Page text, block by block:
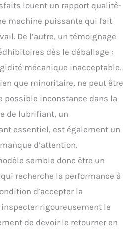
louent un rapport qualité-
machine puissante qui fait
De l’autre, un témoignage
dès le déballage :
mécanique inacceptable.
que minoritaire, ne peut être
possible inconstance dans la
de lubrifiant, un
essentiel, est également un
d’attention.
semble donc être un
recherche la performance à
d’accepter la
rigoureusement le
de devoir le retourner en